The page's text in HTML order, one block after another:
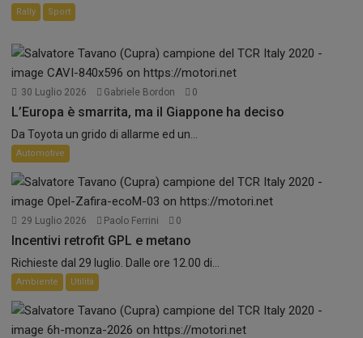
Rally Sport
30 Luglio 2026 Gabriele Bordon 0
L’Europa è smarrita, ma il Giappone ha deciso
Da Toyota un grido di allarme ed un...
Automotive
29 Luglio 2026 Paolo Ferrini 0
Incentivi retrofit GPL e metano
Richieste dal 29 luglio. Dalle ore 12.00 di...
Ambiente Utilità